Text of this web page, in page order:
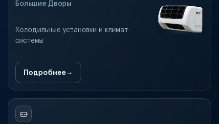
Большие Дворы
Холодильные установки и климат-
системы
Подробнее